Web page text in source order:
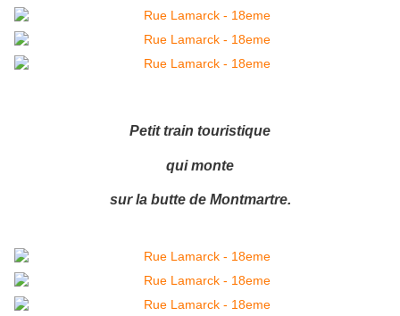
Petit train touristique
qui monte
sur la butte de Montmartre.